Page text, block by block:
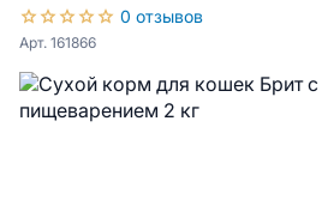
0 отзывов
Арт. 161866